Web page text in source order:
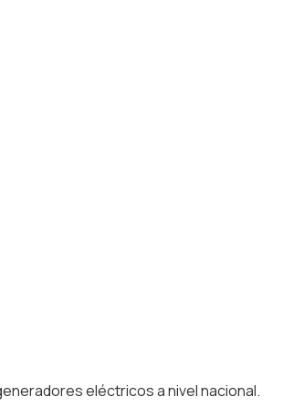
eléctricos a nivel nacional.